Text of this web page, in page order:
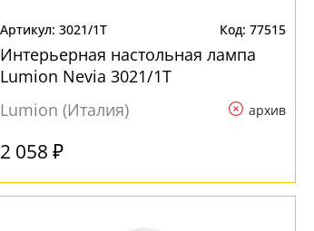
3021/1T 77515
Интерьерная настольная лампа
Lumion Nevia 3021/1T
Lumion (Италия)
архив
2 058 ₽